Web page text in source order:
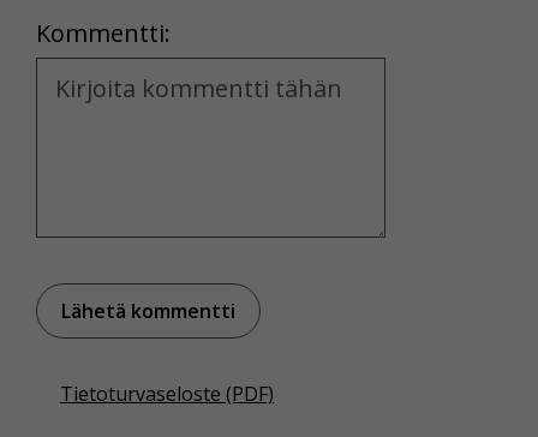
Kommentti:
Kommentti
Tietoturvaseloste (PDF)